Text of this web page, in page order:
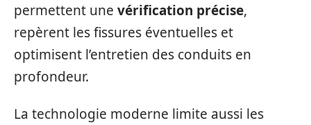
permettent une vérification précise,
repèrent les fissures éventuelles et
optimisent l’entretien des conduits en
profondeur.
La technologie moderne limite aussi les